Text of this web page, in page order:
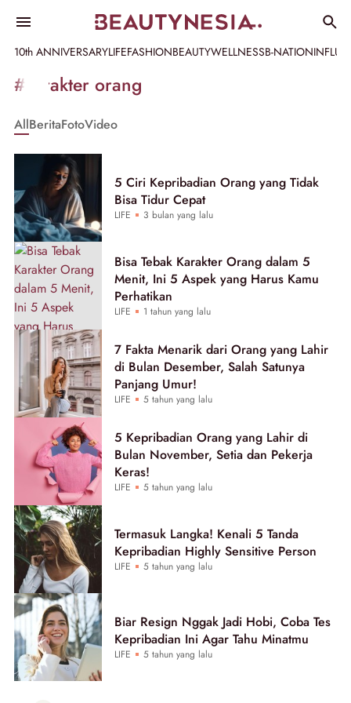
10th ANNIVERSARYLIFEFASHIONBEAUTYWELLNESSB-NATION
Informasi
[GET_DATA_TITLE]
Beautynesia
#karakter orang
AllBeritaFotoVideo
5 Ciri Kepribadian Orang yang Tidak
Bisa Tidur Cepat
LIFE 3 bulan yang lalu
Bisa Tebak Karakter Orang dalam 5
Menit, Ini 5 Aspek yang Harus Kamu
Perhatikan
LIFE 1 tahun yang lalu
7 Fakta Menarik dari Orang yang Lahir
di Bulan Desember, Salah Satunya
Panjang Umur!
LIFE 5 tahun yang lalu
5 Kepribadian Orang yang Lahir di
Bulan November, Setia dan Pekerja
Keras!
LIFE 5 tahun yang lalu
Termasuk Langka! Kenali 5 Tanda
Kepribadian Highly Sensitive Person
LIFE 5 tahun yang lalu
Biar Resign Nggak Jadi Hobi, Coba Tes
Kepribadian Ini Agar Tahu Minatmu
LIFE 5 tahun yang lalu